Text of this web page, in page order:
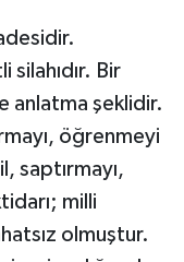
silahıdır. Bir
anlatma şeklidir.
öğrenmeyi
saptırmayı,
milli
olmuştur.